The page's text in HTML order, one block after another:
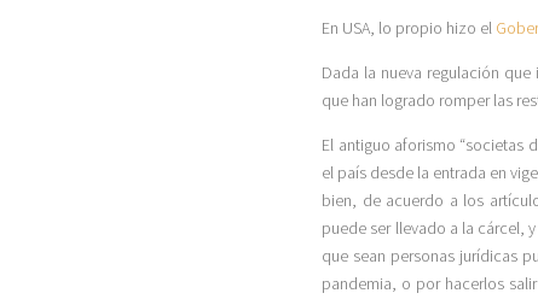
En USA, lo propio hizo el
Dada la nueva regulación
que han logrado romper las
El antiguo aforismo “societas
el país desde la entrada en
bien, de acuerdo a los
puede ser llevado a la cárcel,
que sean personas jurídicas
pandemia, o por hacerlos